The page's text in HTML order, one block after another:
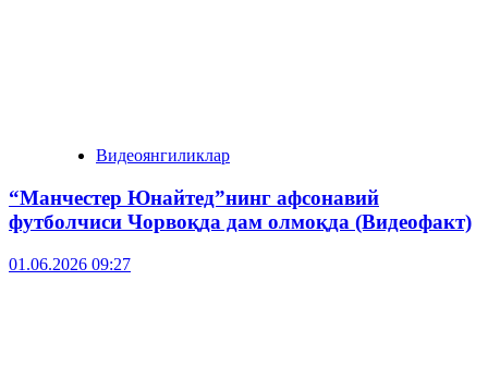
Видеоянгиликлар
“Манчестер Юнайтед”нинг афсонавий
футболчиси Чорвоқда дам олмоқда (Видеофакт)
01.06.2026 09:27